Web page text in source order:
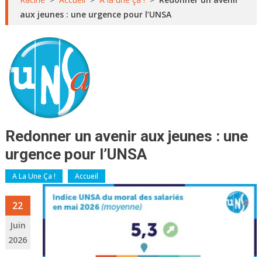
aux jeunes : une urgence pour l’UNSA
Redonner un avenir aux jeunes : une
urgence pour l’UNSA
A La Une Ça ! Accueil
22
Juin
2026